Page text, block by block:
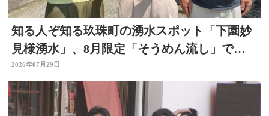
知る人ぞ知る玖珠町の湧水スポット「下園妙
見様湧水」、8月限定「そうめん流し」で涼
を求めて
2026年07月29日